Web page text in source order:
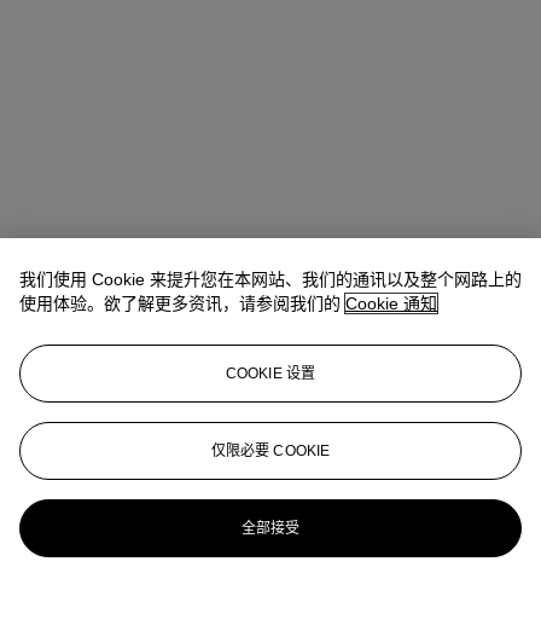
我们使用 Cookie 来提升您在本网站、我们的通讯以及整个网路上的
使用体验。欲了解更多资讯，请参阅我们的 Cookie 通知
COOKIE 设置
仅限必要 COOKIE
全部接受